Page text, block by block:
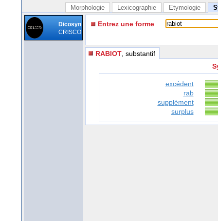
Morphologie Lexicographie Etymologie
Dicosyn
CRISCO
Entrez une forme
RABIOT , substantif
excédent
rab
supplément
surplus